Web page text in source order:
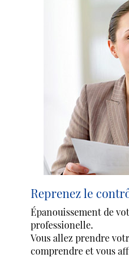
Reprenez le
Épanouissement de
professionelle.
Vous allez prendre
comprendre et vous